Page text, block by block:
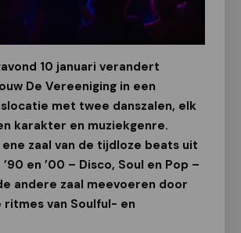
10 januari verandert
De Vereeniging in een
met twee danszalen, elk
karakter en muziekgenre.
zaal van de tijdloze beats uit
en ’00 – Disco, Soul en Pop –
andere zaal meevoeren door
ritmes van Soulful- en